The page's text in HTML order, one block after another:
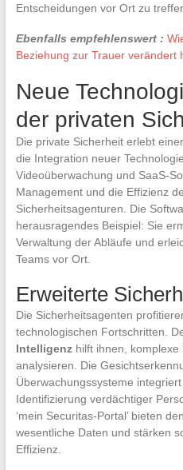
Entscheidungen vor Ort zu
Ebenfalls empfehlenswert :
Beziehung zur Trauer verändert
Neue
der privaten
Die private Sicherheit erlebt
die Integration neuer
Videoüberwachung und SaaS-
Management und die Effizienz
Sicherheitsagenturen. Die
herausragendes Beispiel: Sie
Verwaltung der Abläufe und
Teams vor Ort.
Erweiterte
Die Sicherheitsagenten
technologischen Fortschritten.
Intelligenzhilft ihnen, komplexe
analysieren. Die
Überwachungssysteme
Identifizierung verdächtiger
‘mein Securitas-Portal’ bieten
wesentliche Daten und stärken
Effizienz.